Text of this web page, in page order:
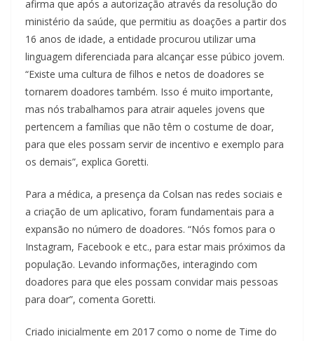
afirma que após a autorização através da resolução do
ministério da saúde, que permitiu as doações a partir dos
16 anos de idade, a entidade procurou utilizar uma
linguagem diferenciada para alcançar esse púbico jovem.
“Existe uma cultura de filhos e netos de doadores se
tornarem doadores também. Isso é muito importante,
mas nós trabalhamos para atrair aqueles jovens que
pertencem a famílias que não têm o costume de doar,
para que eles possam servir de incentivo e exemplo para
os demais”, explica Goretti.
Para a médica, a presença da Colsan nas redes sociais e
a criação de um aplicativo, foram fundamentais para a
expansão no número de doadores. “Nós fomos para o
Instagram, Facebook e etc., para estar mais próximos da
população. Levando informações, interagindo com
doadores para que eles possam convidar mais pessoas
para doar”, comenta Goretti.
Criado inicialmente em 2017 como o nome de Time do